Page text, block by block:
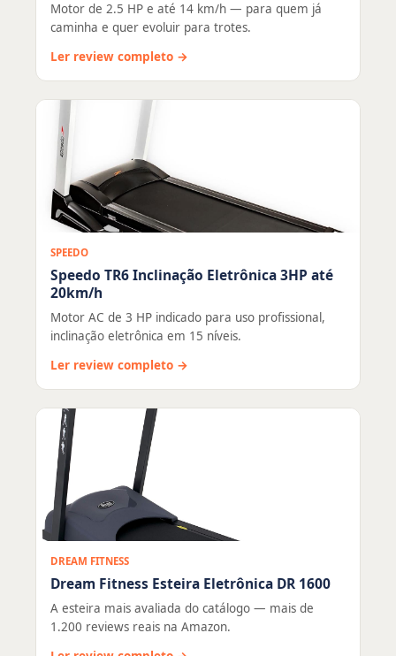
Motor de 2.5 HP e até 14 km/h — para quem já
caminha e quer evoluir para trotes.
Ler review completo →
SPEEDO
Speedo TR6 Inclinação Eletrônica 3HP até
20km/h
Motor AC de 3 HP indicado para uso profissional,
inclinação eletrônica em 15 níveis.
Ler review completo →
DREAM FITNESS
Dream Fitness Esteira Eletrônica DR 1600
A esteira mais avaliada do catálogo — mais de
1.200 reviews reais na Amazon.